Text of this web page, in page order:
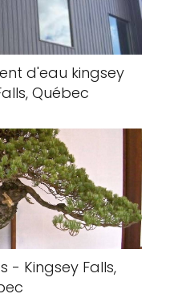
d'eau kingsey
Québec
- Kingsey Falls,